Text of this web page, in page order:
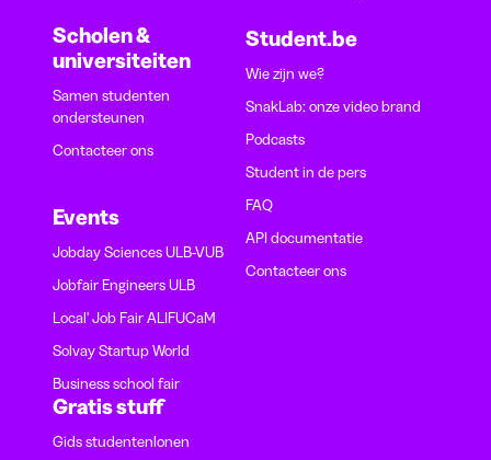
Scholen &
universiteiten
Samen studenten
ondersteunen
Contacteer ons
Events
Jobday Sciences ULB-VUB
Jobfair Engineers ULB
Local' Job Fair ALIFUCaM
Solvay Startup World
Business school fair
Student.be
Wie zijn we?
SnakLab: onze video brand
Podcasts
Student in de pers
FAQ
API documentatie
Contacteer ons
Gratis stuff
Gids studentenlonen